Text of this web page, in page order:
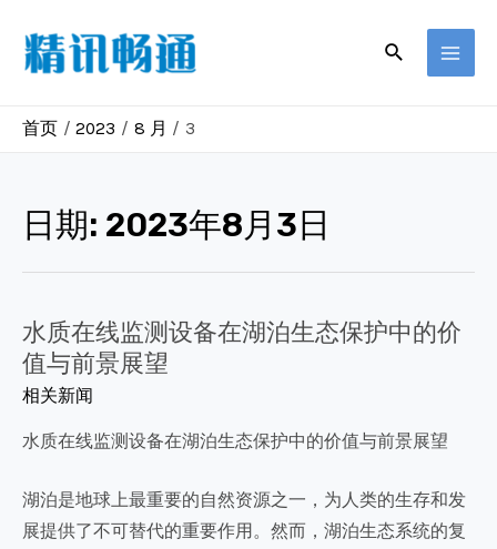
搜
首页 2023 8 月 3
日期: 2023年8月3日
水质在线监测设备在湖泊生态保护中的价
值与前景展望
相关新闻
水质在线监测设备在湖泊生态保护中的价值与前景展望
湖泊是地球上最重要的自然资源之一，为人类的生存和发
展提供了不可替代的重要作用。然而，湖泊生态系统的复